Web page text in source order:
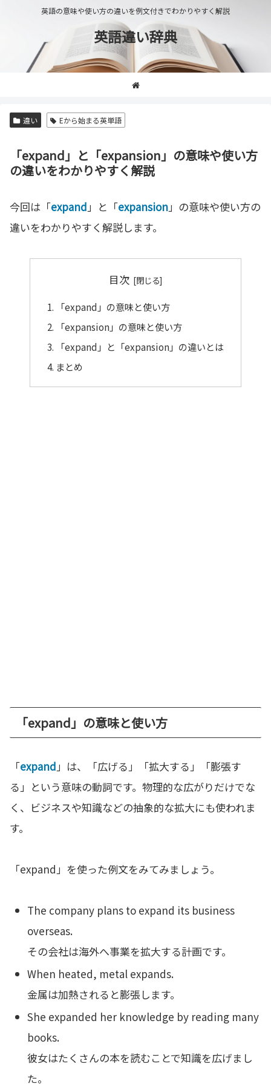
英語の意味や使い方の違いを例文付きでわかりやすく解説
英語違い辞典
違い Eから始まる英単語
「expand」と「expansion」の意味や使い方
の違いをわかりやすく解説
今回は「expand」と「expansion」の意味や使い方の
違いをわかりやすく解説します。
目次
「expand」の意味と使い方
「expansion」の意味と使い方
「expand」と「expansion」の違いとは
まとめ
「expand」の意味と使い方
「expand 」は、「広げる」「拡大する」「膨張す
る」という意味の動詞です。物理的な広がりだけでな
く、ビジネスや知識などの抽象的な拡大にも使われま
す。
「expand」を使った例文をみてみましょう。
The company plans to expand its business
overseas.
その会社は海外へ事業を拡大する計画です。
When heated, metal expands.
金属は加熱されると膨張します。
She expanded her knowledge by reading many
books.
彼女はたくさんの本を読むことで知識を広げまし
た。